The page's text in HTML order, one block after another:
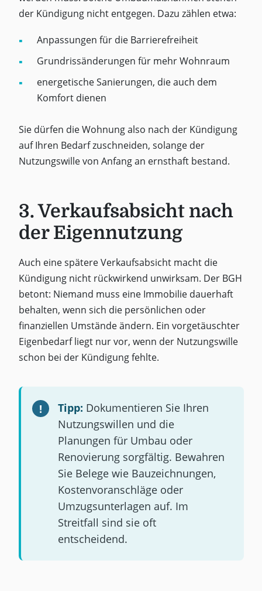
der Kündigung nicht entgegen. Dazu zählen etwa:
Anpassungen für die Barrierefreiheit
Grundrissänderungen für mehr Wohnraum
energetische Sanierungen, die auch dem
Komfort dienen
Sie dürfen die Wohnung also nach der Kündigung
auf Ihren Bedarf zuschneiden, solange der
Nutzungswille von Anfang an ernsthaft bestand.
3. Verkaufsabsicht nach
der Eigennutzung
Auch eine spätere Verkaufsabsicht macht die
Kündigung nicht rückwirkend unwirksam. Der BGH
betont: Niemand muss eine Immobilie dauerhaft
behalten, wenn sich die persönlichen oder
finanziellen Umstände ändern. Ein vorgetäuschter
Eigenbedarf liegt nur vor, wenn der Nutzungswille
schon bei der Kündigung fehlte.
Tipp: Dokumentieren Sie Ihren
Nutzungswillen und die
Planungen für Umbau oder
Renovierung sorgfältig. Bewahren
Sie Belege wie Bauzeichnungen,
Kostenvoranschläge oder
Umzugsunterlagen auf. Im
Streitfall sind sie oft
entscheidend.